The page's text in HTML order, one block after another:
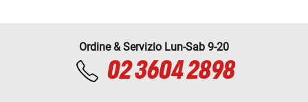
Ordine & Servizio Lun-Sab 9-20
02 3604 2898